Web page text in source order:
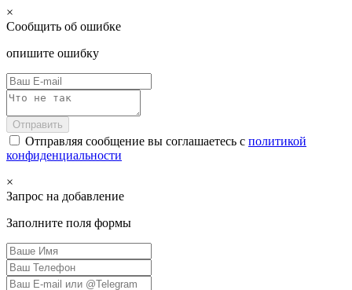
×
Сообщить об ошибке
опишите ошибку
Отправить
Отправляя сообщение вы соглашаетесь с политикой
конфиденциальности
×
Запрос на добавление
Заполните поля формы